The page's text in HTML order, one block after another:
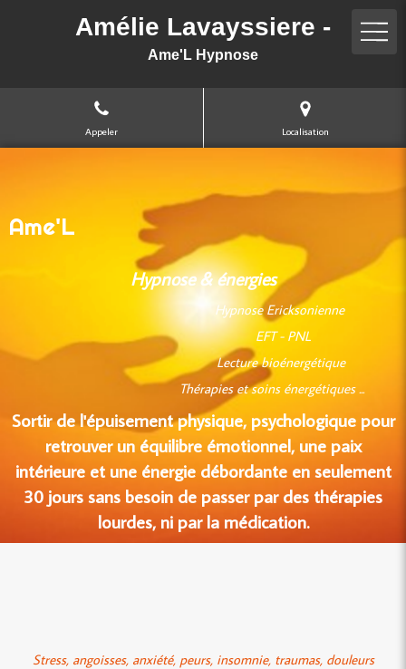
Amélie Lavayssiere -
Ame'L Hypnose
Appeler Localisation
Ame'L
Hypnose & énergies
Hypnose Ericksonienne
EFT - PNL
Lecture bioénergétique
Thérapies et soins énergétiques ...
Sortir de l'épuisement physique, psychologique pour
retrouver un équilibre émotionnel, une paix
intérieure et une énergie débordante en seulement
30 jours sans besoin de passer par des thérapies
lourdes, ni par la médication.
Stress, angoisses, anxiété, peurs, insomnie, traumas, douleurs